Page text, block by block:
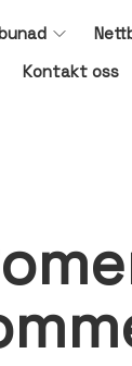
Kontakt oss